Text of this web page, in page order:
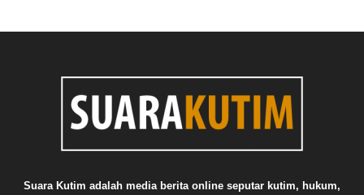
Suara Kutim adalah media berita online seputar kutim, hukum,